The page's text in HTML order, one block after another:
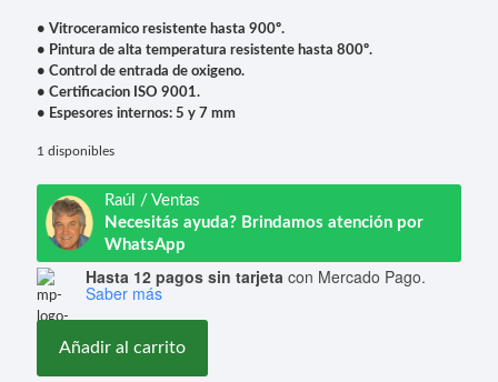
• Vitroceramico resistente hasta 900º.
• Pintura de alta temperatura resistente hasta 800º.
• Control de entrada de oxigeno.
• Certificacion ISO 9001.
• Espesores internos: 5 y 7 mm
1 disponibles
Raúl / Ventas
Necesitás ayuda? Brindamos atención por
WhatsApp
Hasta 12 pagos sin tarjeta con Mercado Pago.
Saber más
Añadir al carrito